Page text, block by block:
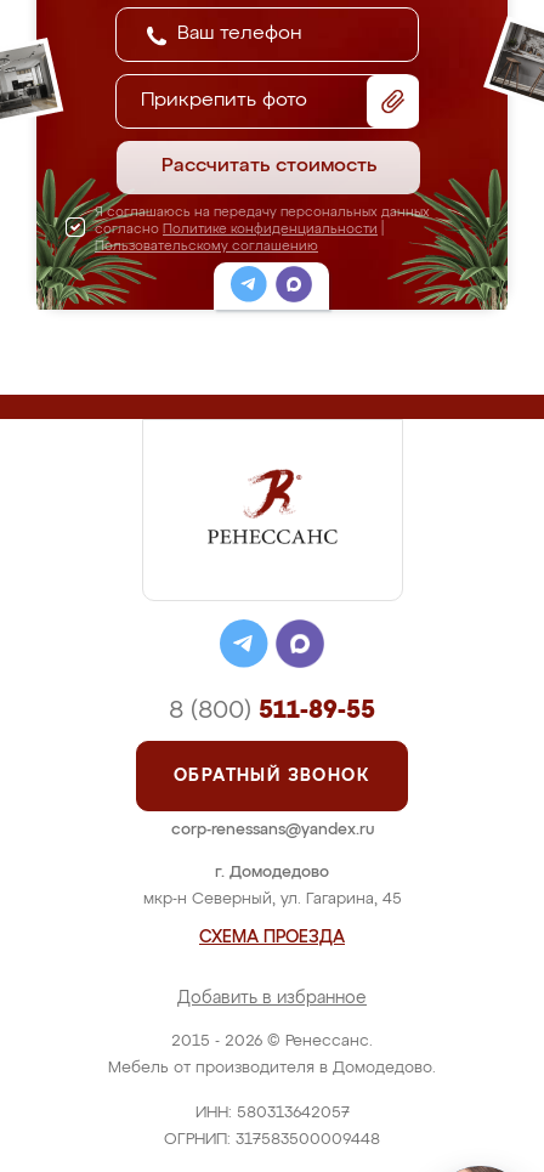
Прикрепить фото
Рассчитать стоимость
Я соглашаюсь на передачу персональных данных
согласно Политике конфиденциальности
Пользовательскому соглашению
2015 - 2026 © Ренессанс.
Мебель от производителя в Домодедово.
ИНН: 580313642057
ОГРНИП: 317583500009448
г. Домодедово
мкр-н Северный, ул. Гагарина, 45
СХЕМА ПРОЕЗДА
Добавить в избранное
8 (800) 511-89-55
ОБРАТНЫЙ ЗВОНОК
corp-renessans@yandex.ru